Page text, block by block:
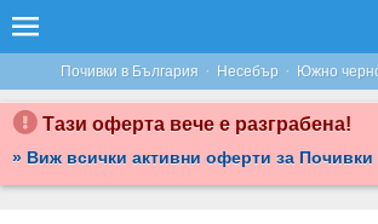
Почивки в България · Несебър · Южно
Тази оферта вече е разграбена!
» Виж всички активни оферти за Почивки